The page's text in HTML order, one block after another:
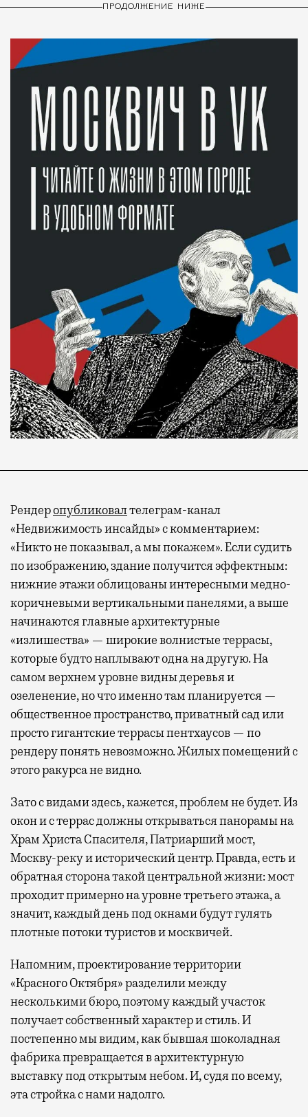
ПРОДОЛЖЕНИЕ НИЖЕ
Рендеропубликовалтелеграм-канал
«Недвижимость инсайды» с комментарием:
«Никто не показывал, а мы покажем». Если судить
по изображению, здание получится эффектным:
нижние этажи облицованы интересными медно-
коричневыми вертикальными панелями, а выше
начинаются главные архитектурные
«излишества» — широкие волнистые террасы,
которые будто наплывают одна на другую. На
самом верхнем уровне видны деревья и
озеленение, но что именно там планируется —
общественное пространство, приватный сад или
просто гигантские террасы пентхаусов — по
рендеру понять невозможно. Жилых помещений с
этого ракурса не видно.
Зато с видами здесь, кажется, проблем не будет. Из
окон и с террас должны открываться панорамы на
Храм Христа Спасителя, Патриарший мост,
Москву-реку и исторический центр. Правда, есть и
обратная сторона такой центральной жизни: мост
проходит примерно на уровне третьего этажа, а
значит, каждый день под окнами будут гулять
плотные потоки туристов и москвичей.
Напомним, проектирование территории
«Красного Октября» разделили между
несколькими бюро, поэтому каждый участок
получает собственный характер и стиль. И
постепенно мы видим, как бывшая шоколадная
фабрика превращается в архитектурную
выставку под открытым небом. И, судя по всему,
эта стройка с нами надолго.